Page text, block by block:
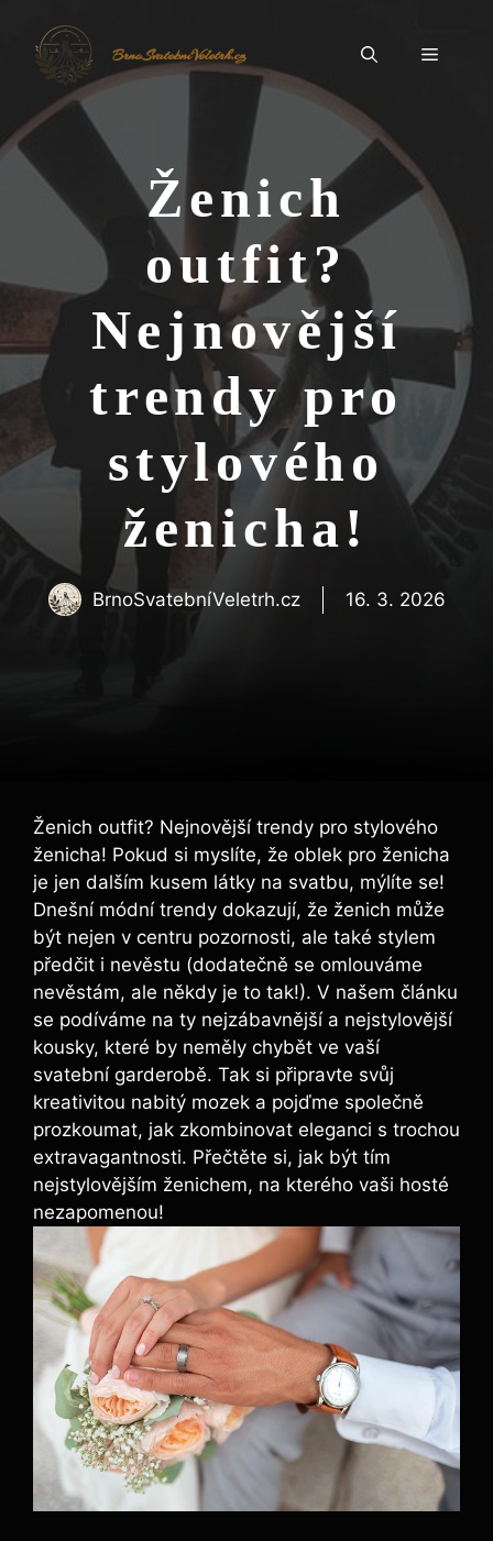
obsah
BrnoSvatebníVeletrh.cz Menu
Ženich
outfit?
Nejnovější
trendy pro
stylového
ženicha!
BrnoSvatebníVeletrh.cz 16. 3. 2026
Ženich outfit? Nejnovější trendy pro stylového
ženicha! Pokud si myslíte, že oblek pro ženicha
je jen dalším kusem látky na svatbu, mýlíte se!
Dnešní módní trendy dokazují, že ženich může
být nejen v centru pozornosti, ale také stylem
předčit i nevěstu (dodatečně se omlouváme
nevěstám, ale někdy je to tak!). V našem článku
se podíváme na ty nejzábavnější a nejstylovější
kousky, které by neměly chybět ve vaší
svatební garderobě. Tak si připravte svůj
kreativitou nabitý mozek a pojďme společně
prozkoumat, jak zkombinovat eleganci s trochou
extravagantnosti. Přečtěte si, jak být tím
nejstylovějším ženichem, na kterého vaši hosté
nezapomenou!